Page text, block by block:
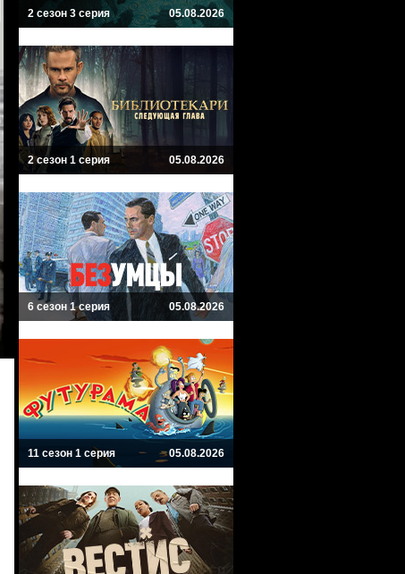
2 сезон 3 серия 05.08.2026
2 сезон 1 серия 05.08.2026
6 сезон 1 серия 05.08.2026
11 сезон 1 серия 05.08.2026